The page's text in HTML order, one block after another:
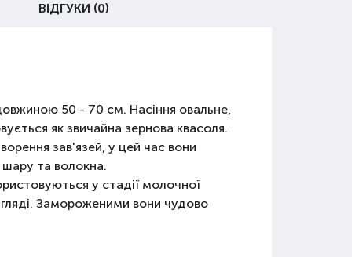
ВІДГУКИ (0)
50 - 70 см. Насіння овальне,
як звичайна зернова квасоля.
зав'язей, у цей час вони
шару та волокна.
у стадії молочної
Замороженими вони чудово